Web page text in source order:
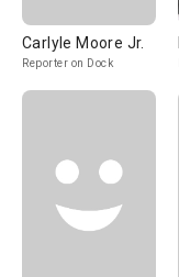
Carlyle Moore Jr.
Reporter on Dock